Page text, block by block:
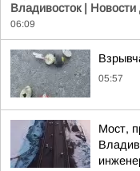
Владивосток | Новости
06:09
05:57
Мост,